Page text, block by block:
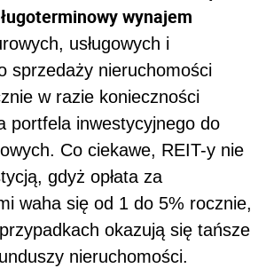
wynajem
usługowych i
sprzedaży nieruchomości
w razie konieczności
portfela inwestycyjnego do
Co ciekawe, REIT-y nie
gdyż opłata za
waha się od 1 do 5% rocznie,
okazują się tańsze
nieruchomości.